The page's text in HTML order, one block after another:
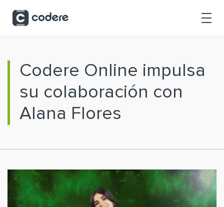
Codere Online impulsa
su colaboración con
Alana Flores